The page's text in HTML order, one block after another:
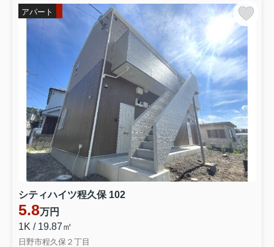
アパート
シティハイツ程久保 102
5.8万円
1K / 19.87㎡
日野市程久保２丁目